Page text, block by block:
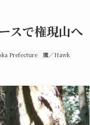
スで権現山へ
Prefecture 鷹／Hawk